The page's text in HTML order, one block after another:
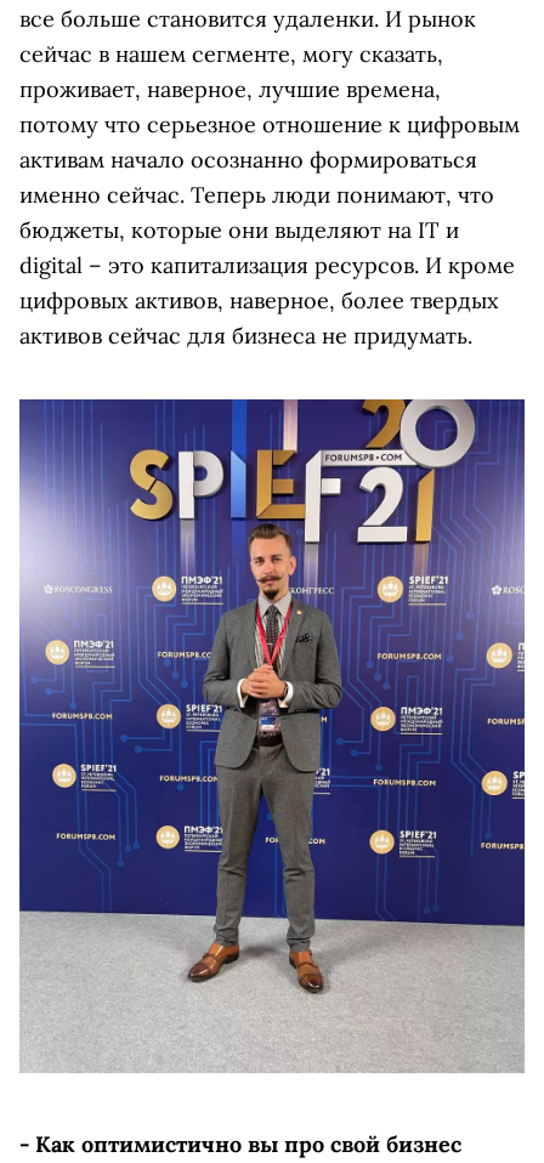
все больше становится удаленки. И рынок
сейчас в нашем сегменте, могу сказать,
проживает, наверное, лучшие времена,
потому что серьезное отношение к цифровым
активам начало осознанно формироваться
именно сейчас. Теперь люди понимают, что
бюджеты, которые они выделяют на IT и
digital – это капитализация ресурсов. И кроме
цифровых активов, наверное, более твердых
активов сейчас для бизнеса не придумать.
- Как оптимистично вы про свой бизнес